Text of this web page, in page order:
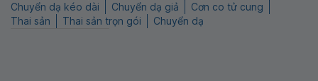
Chuyển dạ kéo dài
Chuyển dạ giả
Cơn co tử cung
Thai sản
Thai sản trọn gói Chuyển dạ